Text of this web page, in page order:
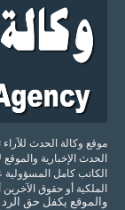
الحدث الإخبارية
الكاتب كامل المسؤولية
الملكية أو حقوق
والموقع يكفل حق الرد